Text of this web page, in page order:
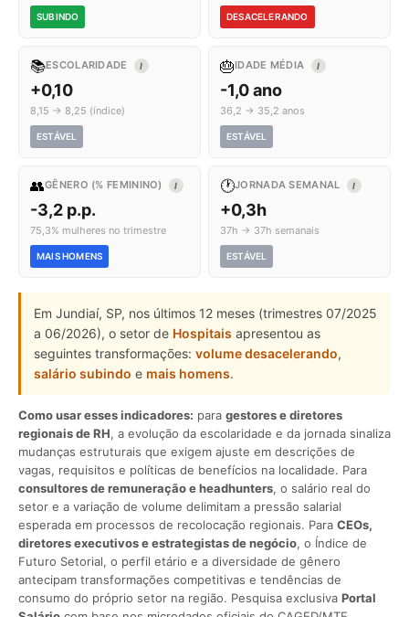
SUBINDO DESACELERANDO
📚ESCOLARIDADE I
+0,10
8,15 → 8,25 (índice)
ESTÁVEL
🎂IDADE MÉDIA I
-1,0 ano
36,2 → 35,2 anos
ESTÁVEL
👥GÊNERO (% FEMININO) I
-3,2 p.p.
75,3% mulheres no trimestre
MAIS HOMENS
🕐JORNADA SEMANAL I
+0,3h
37h → 37h semanais
ESTÁVEL
Em Jundiaí, SP, nos últimos 12 meses (trimestres 07/2025
a 06/2026), o setor de Hospitais apresentou as
seguintes transformações: volume desacelerando,
salário subindo e mais homens.
Como usar esses indicadores: para gestores e diretores
regionais de RH, a evolução da escolaridade e da jornada sinaliza
mudanças estruturais que exigem ajuste em descrições de
vagas, requisitos e políticas de benefícios na localidade. Para
consultores de remuneração e headhunters, o salário real do
setor e a variação de volume delimitam a pressão salarial
esperada em processos de recolocação regionais. Para CEOs,
diretores executivos e estrategistas de negócio, o Índice de
Futuro Setorial, o perfil etário e a diversidade de gênero
antecipam transformações competitivas e tendências de
consumo do próprio setor na região. Pesquisa exclusiva Portal